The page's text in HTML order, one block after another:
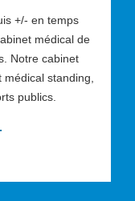
+/- en temps
médical de
Notre cabinet
standing,
publics.